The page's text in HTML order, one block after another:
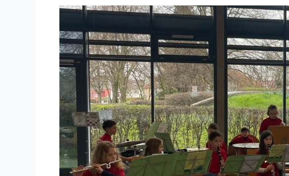
Auftritt
Bläserklasse